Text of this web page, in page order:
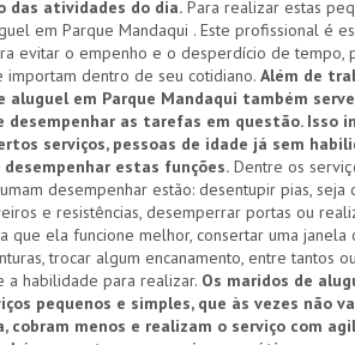
das atividades do dia. Para realizar estas
em Parque Mandaqui . Este profissional é
evitar o empenho e o desperdício de tempo,
importam dentro de seu cotidiano. Além de
aluguel em Parque Mandaqui também
desempenhar as tarefas em questão. Isso
serviços, pessoas de idade já sem
desempenhar estas funções. Dentre os
desempenhar estão: desentupir pias,
e resistências, desemperrar portas ou
que ela funcione melhor, consertar uma
trocar algum encanamento, entre tantos
a habilidade para realizar. Os maridos de
pequenos e simples, que às vezes não
cobram menos e realizam o serviço com